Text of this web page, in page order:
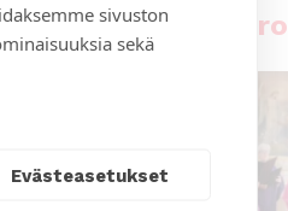
sivuston
sekä
Evästeasetukset
Safarikuoro